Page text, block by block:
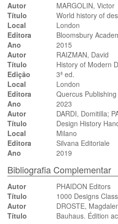
Autor
MARGOLIN, Victor
Título
World history of
Local
London
Editora
Bloomsbury
Ano
2015
Autor
RAIZMAN, David
Título
History of Modern
Edição
3ª ed.
Local
London
Editora
Quercus Publishing
Ano
2023
Autor
DARDI, Domitilla;
Título
Design History
Local
Milano
Editora
Silvana Editoriale
Ano
2019
Bibliografia Complementar
Autor
PHAIDON Editors
Título
1000 Designs
Autor
DROSTE,
Título
Bauhaus. Édition